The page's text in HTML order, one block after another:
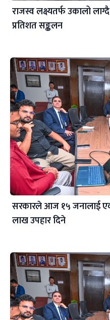
राजस्व लक्ष्यतर्फ उकालो
प्रतिशत सङ्कलन
सरकारले आज १५ जनालाई
लाख उपहार दिने